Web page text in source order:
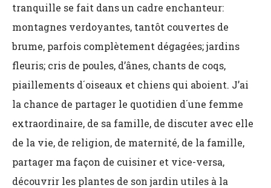
tranquille se fait dans un cadre enchanteur:
montagnes verdoyantes, tantôt couvertes de
brume, parfois complètement dégagées; jardins
fleuris; cris de poules, d’ânes, chants de coqs,
piaillements d´oiseaux et chiens qui aboient. J’ai
la chance de partager le quotidien d´une femme
extraordinaire, de sa famille, de discuter avec elle
de la vie, de religion, de maternité, de la famille,
partager ma façon de cuisiner et vice-versa,
découvrir les plantes de son jardin utiles à la